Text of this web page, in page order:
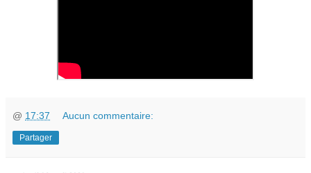
@ 17:37 Aucun commentaire:
Partager